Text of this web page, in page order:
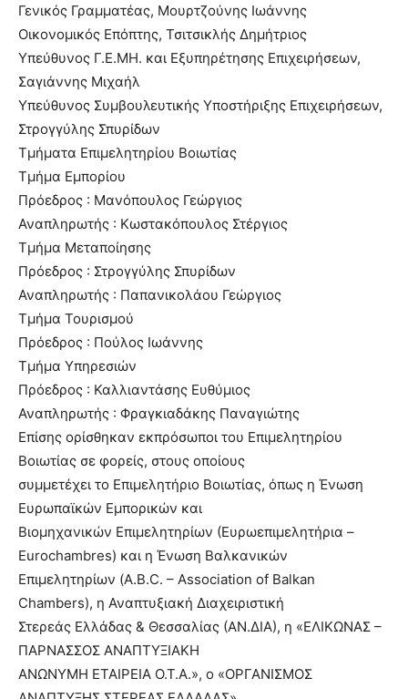
Γενικός Γραμματέας, Μουρτζούνης Ιωάννης
Οικονομικός Επόπτης, Τσιτσικλής Δημήτριος
Υπεύθυνος Γ.Ε.ΜΗ. και Εξυπηρέτησης Επιχειρήσεων,
Σαγιάννης Μιχαήλ
Υπεύθυνος Συμβουλευτικής Υποστήριξης Επιχειρήσεων,
Στρογγύλης Σπυρίδων
Τμήματα Επιμελητηρίου Βοιωτίας
Τμήμα Εμπορίου
Πρόεδρος : Μανόπουλος Γεώργιος
Αναπληρωτής : Κωστακόπουλος Στέργιος
Τμήμα Μεταποίησης
Πρόεδρος : Στρογγύλης Σπυρίδων
Αναπληρωτής : Παπανικολάου Γεώργιος
Τμήμα Τουρισμού
Πρόεδρος : Πούλος Ιωάννης
Τμήμα Υπηρεσιών
Πρόεδρος : Καλλιαντάσης Ευθύμιος
Αναπληρωτής : Φραγκιαδάκης Παναγιώτης
Επίσης ορίσθηκαν εκπρόσωποι του Επιμελητηρίου
Βοιωτίας σε φορείς, στους οποίους
συμμετέχει το Επιμελητήριο Βοιωτίας, όπως η Ένωση
Ευρωπαϊκών Εμπορικών και
Βιομηχανικών Επιμελητηρίων (Ευρωεπιμελητήρια –
Eurochambres) και η Ένωση Βαλκανικών
Επιμελητηρίων (A.B.C. – Association of Balkan
Chambers), η Αναπτυξιακή Διαχειριστική
Στερεάς Ελλάδας & Θεσσαλίας (ΑΝ.ΔΙΑ), η «ΕΛΙΚΩΝΑΣ –
ΠΑΡΝΑΣΣΟΣ ΑΝΑΠΤΥΞΙΑΚΗ
ΑΝΩΝΥΜΗ ΕΤΑΙΡΕΙΑ Ο.Τ.Α.», ο «ΟΡΓΑΝΙΣΜΟΣ